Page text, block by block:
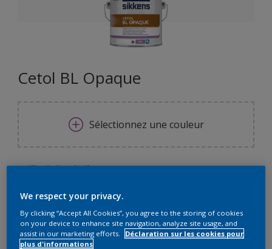
Cetol BL Opaque
Sélectionnez une couleur
Taille de l’emballage
Quantité Calculateur de peinture
We respect your privacy.
By clicking “Accept All Cookies”, you agree to the storing of cookies
on your device to enhance site navigation, analyze site usage, and
assist in our marketing efforts.
Déclaration sur les cookies pour
plus d'informations